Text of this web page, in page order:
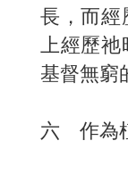
長，而經
上經歷祂
基督無窮
六 作為